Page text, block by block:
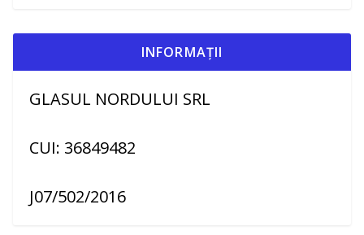
INFORMAȚII
GLASUL NORDULUI SRL
CUI: 36849482
J07/502/2016